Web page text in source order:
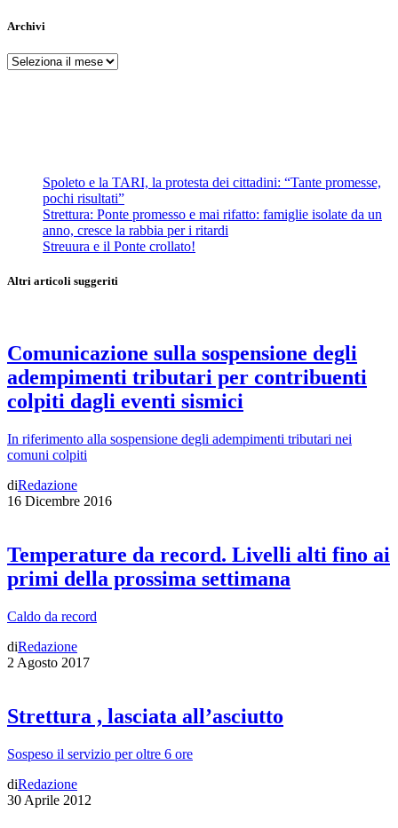
Archivi
Archivi
Spoleto e la TARI, la protesta dei cittadini: “Tante promesse,
pochi risultati”
Strettura: Ponte promesso e mai rifatto: famiglie isolate da un
anno, cresce la rabbia per i ritardi
Streuura e il Ponte crollato!
Altri articoli suggeriti
Comunicazione sulla sospensione degli
adempimenti tributari per contribuenti
colpiti dagli eventi sismici
In riferimento alla sospensione degli adempimenti tributari nei
comuni colpiti
diRedazione
16 Dicembre 2016
Temperature da record. Livelli alti fino ai
primi della prossima settimana
Caldo da record
diRedazione
2 Agosto 2017
Strettura , lasciata all’asciutto
Sospeso il servizio per oltre 6 ore
diRedazione
30 Aprile 2012